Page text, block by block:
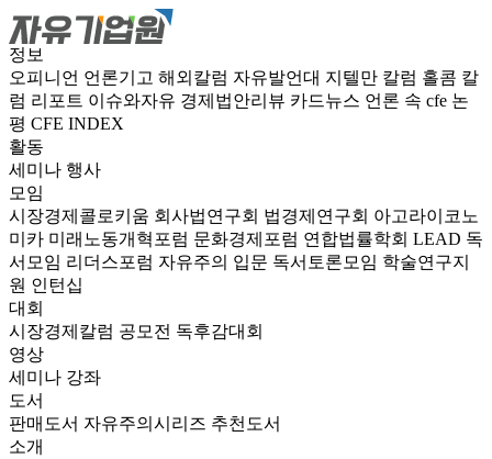
정보
오피니언 언론기고 해외칼럼 자유발언대 지텔만 칼럼 홀콤 칼
럼 리포트 이슈와자유 경제법안리뷰 카드뉴스 언론 속 cfe 논
평 CFE INDEX
활동
세미나 행사
모임
시장경제콜로키움 회사법연구회 법경제연구회 아고라이코노
미카 미래노동개혁포럼 문화경제포럼 연합법률학회 LEAD 독
서모임 리더스포럼 자유주의 입문 독서토론모임 학술연구지
원 인턴십
대회
시장경제칼럼 공모전 독후감대회
영상
세미나 강좌
도서
판매도서 자유주의시리즈 추천도서
소개